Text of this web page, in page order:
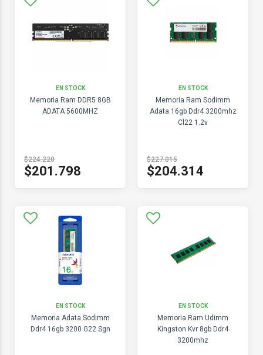
EN STOCK
Memoria Ram DDR5 8GB
ADATA 5600MHZ
$224.220
$201.798
EN STOCK
Memoria Ram Sodimm
Adata 16gb Ddr4 3200mhz
Cl22 1.2v
$227.015
$204.314
EN STOCK
Memoria Adata Sodimm
Ddr4 16gb 3200 G22 Sgn
EN STOCK
Memoria Ram Udimm
Kingston Kvr 8gb Ddr4
3200mhz